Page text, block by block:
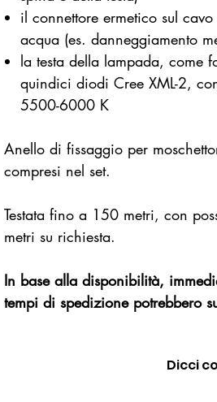
il connettore ermetico sul
acqua (es. danneggiamento
la testa della lampada, come
quindici diodi Cree XML-2,
5500-6000 K
​Anello di fissaggio per
compresi nel set.
Testata fino a 150 metri, con
metri su richiesta.
In base alla disponibilità,
tempi di spedizione potrebbero
Dicci